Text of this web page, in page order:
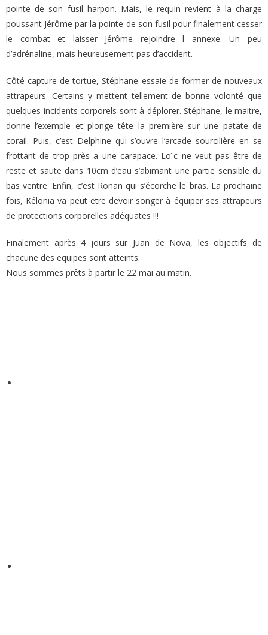
pointe de son fusil harpon. Mais, le requin revient à la charge
poussant Jérôme par la pointe de son fusil pour finalement cesser
le combat et laisser Jérôme rejoindre l annexe. Un peu
d’adrénaline, mais heureusement pas d’accident.
Côté capture de tortue, Stéphane essaie de former de nouveaux
attrapeurs. Certains y mettent tellement de bonne volonté que
quelques incidents corporels sont à déplorer. Stéphane, le maitre,
donne l’exemple et plonge tête la première sur une patate de
corail. Puis, c’est Delphine qui s’ouvre l’arcade sourcilière en se
frottant de trop près a une carapace. Loïc ne veut pas être de
reste et saute dans 10cm d’eau s’abimant une partie sensible du
bas ventre. Enfin, c’est Ronan qui s’écorche le bras. La prochaine
fois, Kélonia va peut etre devoir songer à équiper ses attrapeurs
de protections corporelles adéquates !!!
Finalement après 4 jours sur Juan de Nova, les objectifs de
chacune des equipes sont atteints.
Nous sommes prêts à partir le 22 mai au matin.